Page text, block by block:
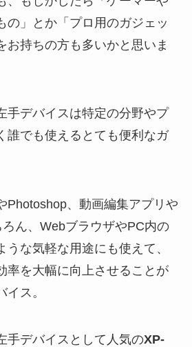
の」とか「プロ用のガジェッ
お持ちの方も多いかと思いま
手デバイスは特定の分野やプ
誰でも使えるとても便利なガ
Photoshop、動画編集アプリや
ん、WebブラウザやPC内の
うな気軽な用途にも使えて、
率を大幅に向上させることが
ス。
手デバイスとして人気のXP-